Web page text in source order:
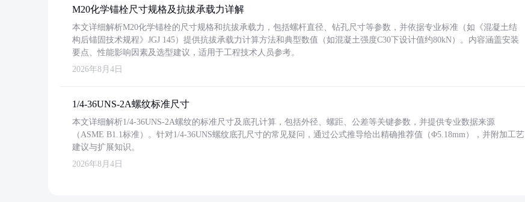
M20化学锚栓尺寸规格及抗拔承载力详解
本文详细解析M20化学锚栓的尺寸规格和抗拔承载力，包括螺杆直径、钻孔尺寸等参数，并依据专业标准（如《混凝土结
构后锚固技术规程》JGJ 145）提供抗拔承载力计算方法和典型数值（如混凝土强度C30下设计值约80kN）。内容涵盖安装
要点、性能影响因素及选型建议，适用于工程技术人员参考。
2026年8月4日
1/4-36UNS-2A螺纹标准尺寸
本文详细解析1/4-36UNS-2A螺纹的标准尺寸及底孔计算，包括外径、螺距、公差等关键参数，并提供专业数据来源
（ASME B1.1标准）。针对1/4-36UNS螺纹底孔尺寸的常见疑问，通过公式推导给出精确推荐值（Φ5.18mm），并附加工艺
建议与扩展知识。
2026年8月4日